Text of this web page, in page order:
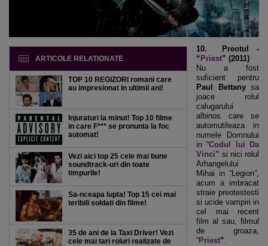
ARTICOLE RELATIONATE
TOP 10 REGIZORI romani care
au impresionat in ultimii ani!
Injuraturi la minut! Top 10 filme
in care F*** se pronunta la foc
automat!
Vezi aici top 25 cele mai bune
soundtrack-uri din toate
timpurile!
Sa-nceapa lupta! Top 15 cei mai
teribili soldati din filme!
35 de ani de la Taxi Driver! Vezi
cele mai tari roluri realizate de
10. Preotul -
“ Priest” (2011)
Nu a fost
suficient pentru
Paul Bettany sa
joace rolul
calugarului
albinos care se
automutileaza in
numele Domnului
in “Codul lui Da
Vinci” si nici rolul
Arhangelului
Mihai in “Legion”,
acum a imbracat
straie preotestesti
si ucide vampiri in
cel mai recent
film al sau, filmul
de groaza,
“Priest”.